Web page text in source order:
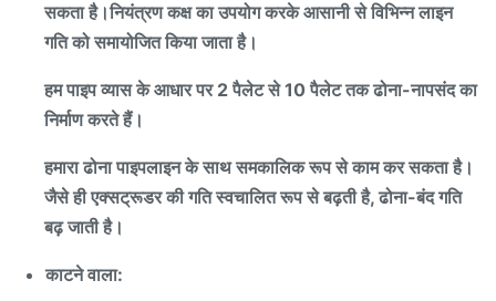
सकता है।नियंत्रण कक्ष का उपयोग करके आसानी से विभिन्न लाइन
गति को समायोजित किया जाता है।
हम पाइप व्यास के आधार पर 2 पैलेट से 10 पैलेट तक ढोना-नापसंद का
निर्माण करते हैं।
हमारा ढोना पाइपलाइन के साथ समकालिक रूप से काम कर सकता है।
जैसे ही एक्सट्रूडर की गति स्वचालित रूप से बढ़ती है, ढोना-बंद गति
बढ़ जाती है।
काटने वाला: